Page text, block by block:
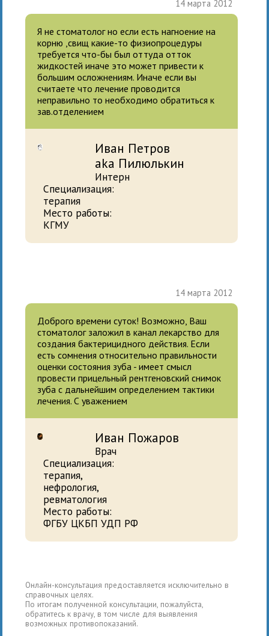
14 марта 2012
Я не стоматолог но если есть нагноение на
корню ,свищ какие-то физиопроцедуры
требуется что-бы был оттуда отток
жидкостей иначе это может привести к
большим осложнениям. Иначе если вы
считаете что лечение проводится
неправильно то необходимо обратиться к
зав.отделением
Иван Петров
aka Пилюлькин
Интерн
Специализация:
терапия
Место работы:
КГМУ
14 марта 2012
Доброго времени суток! Возможно, Ваш
стоматолог заложил в канал лекарство для
создания бактерицидного действия. Если
есть сомнения относительно правильности
оценки состояния зуба - имеет смысл
провести прицельный рентгеновский снимок
зуба с дальнейшим определением тактики
лечения. С уважением
Иван Пожаров
Врач
Специализация:
терапия,
нефрология,
ревматология
Место работы:
ФГБУ ЦКБП УДП РФ
Онлайн-консультация предоставляется исключительно в
справочных целях.
По итогам полученной консультации, пожалуйста,
обратитесь к врачу, в том числе для выявления
возможных противопоказаний.